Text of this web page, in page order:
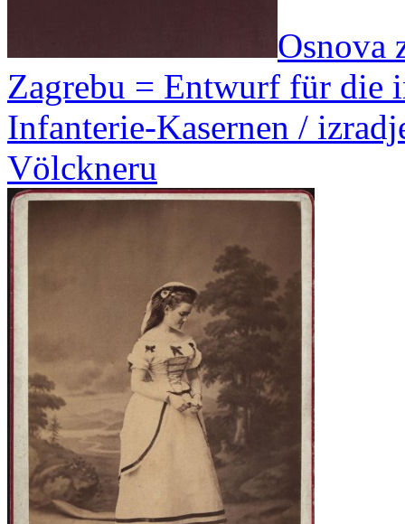
Osnova
Zagrebu = Entwurf für die
Infanterie-Kasernen /
Völckneru